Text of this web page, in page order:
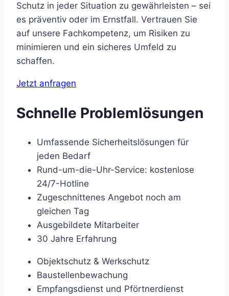
Schutz in jeder Situation zu gewährleisten – sei
es präventiv oder im Ernstfall. Vertrauen Sie
auf unsere Fachkompetenz, um Risiken zu
minimieren und ein sicheres Umfeld zu
schaffen.
Jetzt anfragen
Schnelle Problemlösungen
Umfassende Sicherheitslösungen für
jeden Bedarf
Rund-um-die-Uhr-Service: kostenlose
24/7-Hotline
Zugeschnittenes Angebot noch am
gleichen Tag
Ausgebildete Mitarbeiter
30 Jahre Erfahrung
Objektschutz & Werkschutz
Baustellenbewachung
Empfangsdienst und Pförtnerdienst